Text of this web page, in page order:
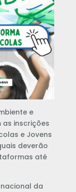
e
inscrições
e Jovens
deverão
até
da